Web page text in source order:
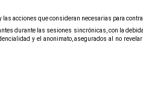
acciones que consideran necesarias para
durante las sesiones sincrónicas, con la
y el anonimato, asegurados al no